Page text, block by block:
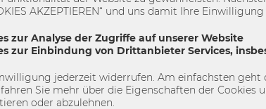
Abschluss an der
Förderung Stipendium
0 0
AKZEPTIEREN“ und uns damit Ihre
zur Analyse der Zugriffe auf unserer Website
zur Einbindung von Drittanbieter Services,
jederzeit widerrufen. Am einfachsten geht
Sie mehr über die Eigenschaften der Cookies
oder abzulehnen.